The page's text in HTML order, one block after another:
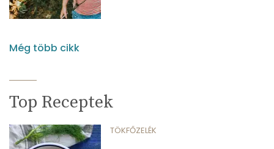
Még több cikk
Top Receptek
TÖKFŐZELÉK